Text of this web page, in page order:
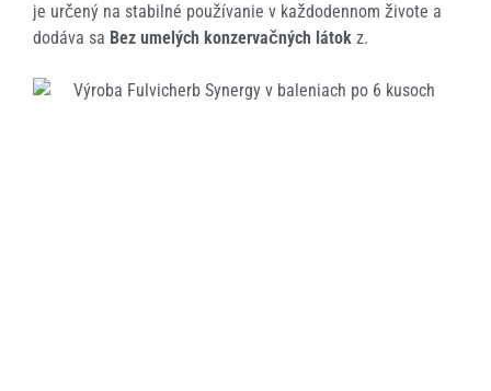
je určený na stabilné používanie v každodennom živote a
dodáva sa Bez umelých konzervačných látok z.